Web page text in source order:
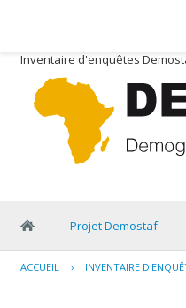
Inventaire d'enquêtes
Projet Demostaf
ACCUEIL › INVENTAIRE